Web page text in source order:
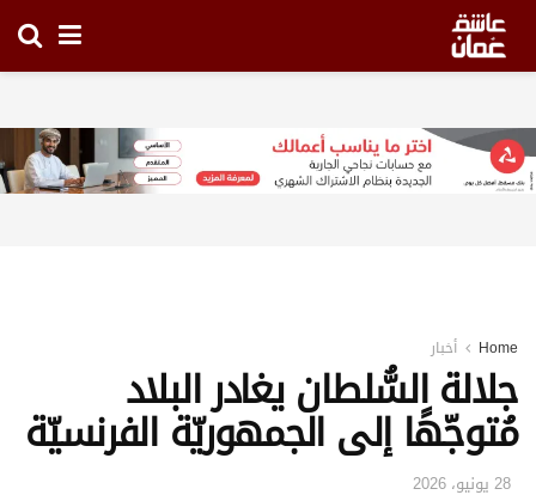
Home أخبار
جلالة السُّلطان يغادر البلاد
مُتوجّهًا إلى الجمهوريّة الفرنسيّة
28 يونيو، 2026